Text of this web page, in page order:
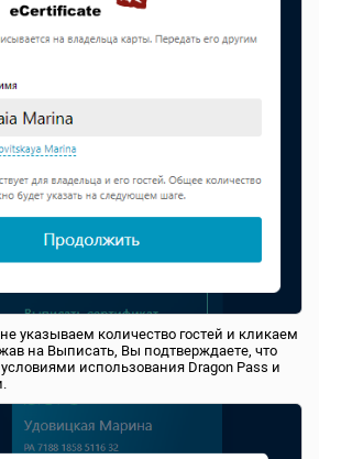
указываем количество гостей и кликаем
на Выписать, Вы подтверждаете, что
использования Dragon Pass и